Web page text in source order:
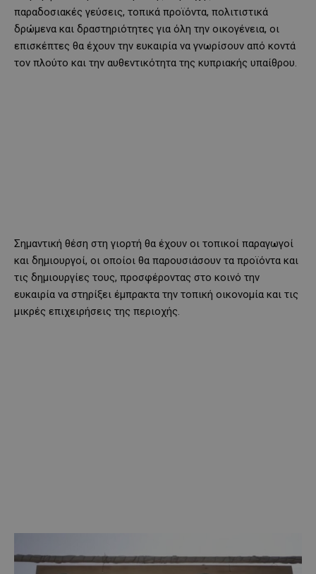
παραδοσιακές γεύσεις, τοπικά προϊόντα, πολιτιστικά
δρώμενα και δραστηριότητες για όλη την οικογένεια, οι
επισκέπτες θα έχουν την ευκαιρία να γνωρίσουν από κοντά
τον πλούτο και την αυθεντικότητα της κυπριακής υπαίθρου.
Σημαντική θέση στη γιορτή θα έχουν οι τοπικοί παραγωγοί
και δημιουργοί, οι οποίοι θα παρουσιάσουν τα προϊόντα και
τις δημιουργίες τους, προσφέροντας στο κοινό την
ευκαιρία να στηρίξει έμπρακτα την τοπική οικονομία και τις
μικρές επιχειρήσεις της περιοχής.